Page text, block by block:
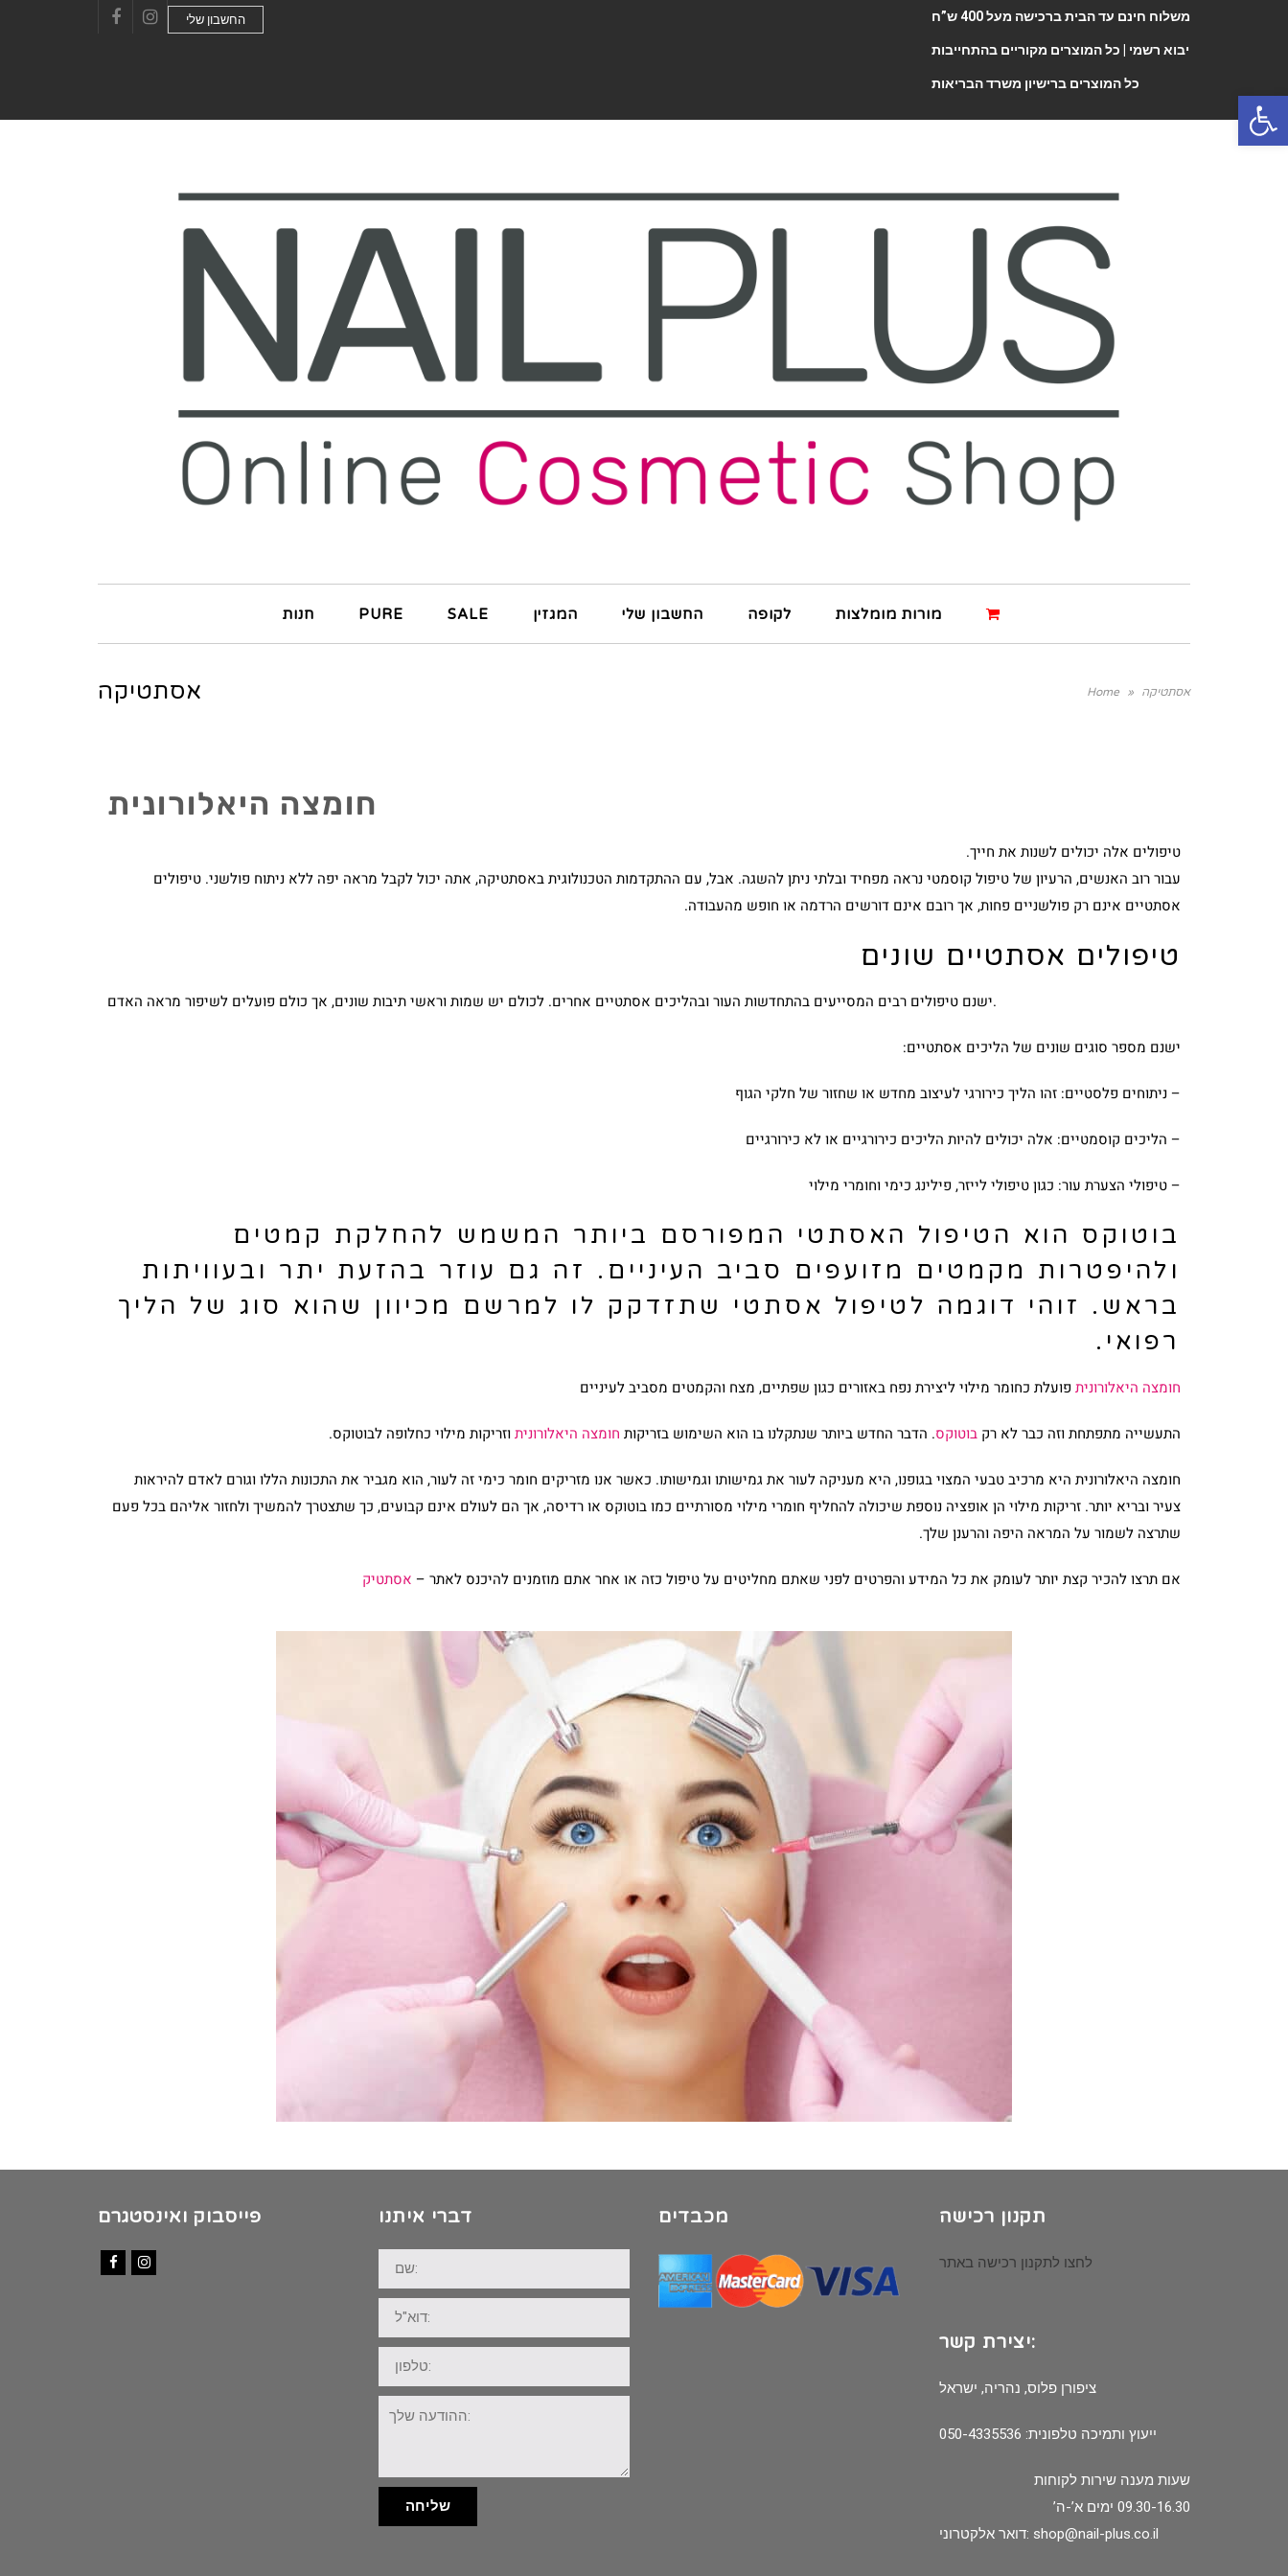
Instagram
החשבון שלי משלוח חינם עד הבית ברכישה מעל 400 ש”ח
יבוא רשמי | כל המוצרים מקוריים בהתחייבות
כל המוצרים ברישיון משרד הבריאות
חנות PURE SALE המגזין החשבון שלי לקופה מורות מומלצות
אסתטיקה Home » אסתטיקה
חומצה היאלורונית
טיפולים אלה יכולים לשנות את חייך.
עבור רוב האנשים, הרעיון של טיפול קוסמטי נראה מפחיד ובלתי ניתן להשגה. אבל, עם ההתקדמות הטכנולוגית באסתטיקה, אתה יכול לקבל מראה יפה ללא ניתוח פולשני. טיפולים
אסתטיים אינם רק פולשניים פחות, אך רובם אינם דורשים הרדמה או חופש מהעבודה.
טיפולים אסתטיים שונים
ישנם טיפולים רבים המסייעים בהתחדשות העור ובהליכים אסתטיים אחרים. לכולם יש שמות וראשי תיבות שונים, אך כולם פועלים לשיפור מראה האדם.
ישנם מספר סוגים שונים של הליכים אסתטיים:
– ניתוחים פלסטיים: זהו הליך כירורגי לעיצוב מחדש או שחזור של חלקי הגוף
– הליכים קוסמטיים: אלה יכולים להיות הליכים כירורגיים או לא כירורגיים
– טיפולי הצערת עור: כגון טיפולי לייזר, פילינג כימי וחומרי מילוי
בוטוקס הוא הטיפול האסתטי המפורסם ביותר המשמש להחלקת קמטים
ולהיפטרות מקמטים מזועפים סביב העיניים. זה גם עוזר בהזעת יתר ובעוויתות
בראש. זוהי דוגמה לטיפול אסתטי שתזדקק לו למרשם מכיוון שהוא סוג של הליך
רפואי.
חומצה היאלורונית פועלת כחומר מילוי ליצירת נפח באזורים כגון שפתיים, מצח והקמטים מסביב לעיניים
התעשייה מתפתחת וזה כבר לא רק בוטוקס. הדבר החדש ביותר שנתקלנו בו הוא השימוש בזריקות חומצה היאלורוניתוזריקות מילוי כחלופה לבוטוקס.
חומצה היאלורונית היא מרכיב טבעי המצוי בגופנו, היא מעניקה לעור את גמישותו וגמישותו. כאשר אנו מזריקים חומר כימי זה לעור, הוא מגביר את התכונות הללו וגורם לאדם להיראות
צעיר ובריא יותר. זריקות מילוי הן אופציה נוספת שיכולה להחליף חומרי מילוי מסורתיים כמו בוטוקס או רדיסה, אך הם לעולם אינם קבועים, כך שתצטרך להמשיך ולחזור אליהם בכל פעם
שתרצה לשמור על המראה היפה והרענן שלך.
אם תרצו להכיר קצת יותר לעומק את כל המידע והפרטים לפני שאתם מחליטים על טיפול כזה או אחר אתם מוזמנים להיכנס לאתר – אסתטיק
פייסבוק ואינסטגרם דברי איתנו
שלך:
שליחה
מכבדים תקנון רכישה
לחצו לתקנון רכישה באתר
יצירת קשר:
ציפורן פלוס, נהריה, ישראל
ייעוץ ותמיכה טלפונית: 050-4335536
שעות מענה שירות לקוחות
09.30-16.30 ימים א’-ה’
דואר אלקטרוני: shop@nail-plus.co.il